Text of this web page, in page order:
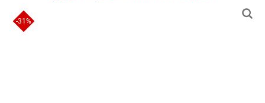
-31%